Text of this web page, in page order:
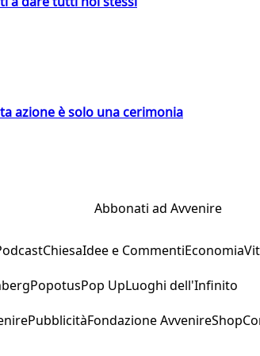
azione è solo una cerimonia
Abbonati ad Avvenire
ChiesaIdee e CommentiEconomia
PopotusPop UpLuoghi dell'Infinito
PubblicitàFondazione AvvenireShop